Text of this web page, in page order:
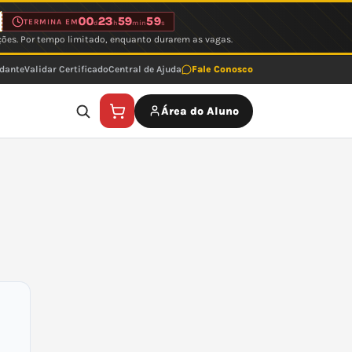
TERMINA EM00d23 h59min59s
Por tempo limitado, enquanto durarem as vagas.
Validar CertificadoCentral de Ajuda Fale Conosco
Área do Aluno